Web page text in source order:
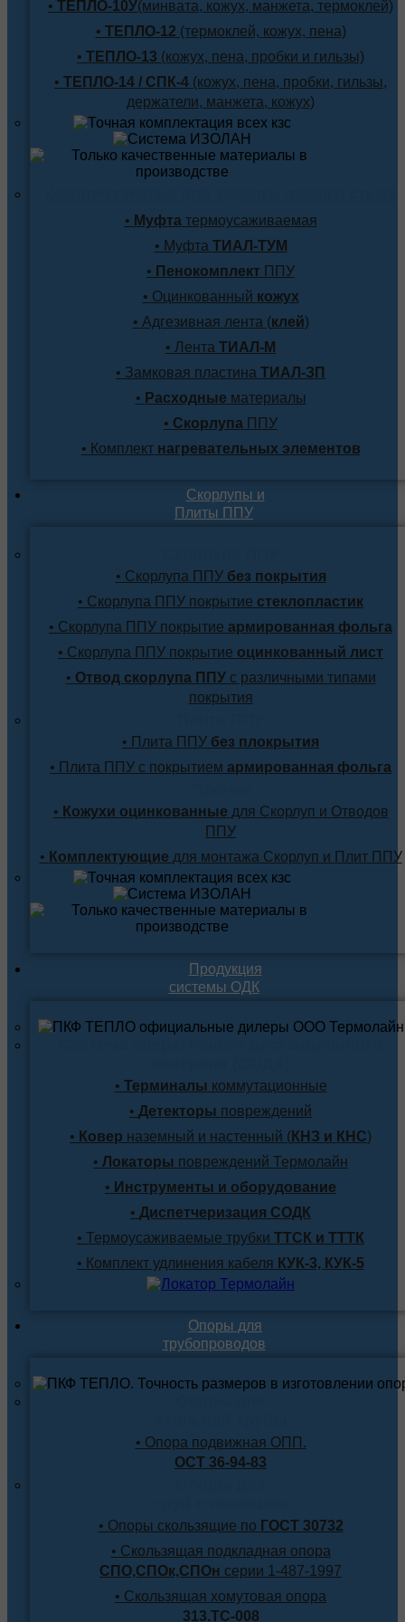
• ТЕПЛО-10У(минвата, кожух, манжета, термоклей)
• ТЕПЛО-12 (термоклей, кожух, пена)
• ТЕПЛО-13 (кожух, пена, пробки и гильзы)
• ТЕПЛО-14 / СПК-4 (кожух, пена, пробки, гильзы,
держатели, манжета, кожух)
• Муфтатермоусаживаемая
• Муфта ТИАЛ-ТУМ
• Пенокомплект ППУ
• Оцинкованный кожух
• Адгезивная лента (клей)
• Лента ТИАЛ-М
• Замковая пластина ТИАЛ-ЗП
• Расходные материалы
• Скорлупа ППУ
• Комплектнагревательных элементов
Скорлупы и
Плиты ППУ
• Скорлупа ППУбез покрытия
• Скорлупа ППУ покрытие стеклопластик
• Скорлупа ППУ покрытие армированная фольга
• Скорлупа ППУ покрытие оцинкованный лист
• Отвод скорлупа ППУс различными типами
покрытия
• Плита ППУ без плокрытия
• Плита ППУ с покрытием армированная фольга
• Кожухи оцинкованные для Скорлуп и Отводов
ППУ
• Комплектующие для монтажа Скорлуп и Плит ППУ
Продукция
системы ОДК
• Терминалы коммутационные
• Детекторы повреждений
• Ковер наземный и настенный (КНЗ и КНС)
• Локаторы повреждений Термолайн
• Инструменты и оборудование
• Диспетчеризация СОДК
• Термоусаживаемые трубки ТТСК и ТТТК
• Комплект удлинения кабеля КУК-3, КУК-5
Опоры для
трубопроводов
• Опора подвижная ОПП.
ОСТ 36-94-83
• Опоры скользящие по ГОСТ 30732
• Скользящая подкладная опора
СПО,СПОк,СПОн серии 1-487-1997
• Скользящая хомутовая опора
313.ТС-008